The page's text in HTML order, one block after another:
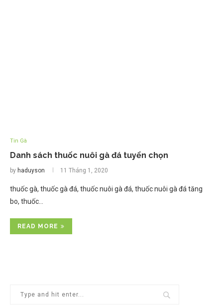
Tin Gà
Danh sách thuốc nuôi gà đá tuyển chọn
by haduyson 11 Tháng 1, 2020
thuốc gà, thuốc gà đá, thuốc nuôi gà đá, thuốc nuôi gà đá tăng
bo, thuốc…
READ MORE